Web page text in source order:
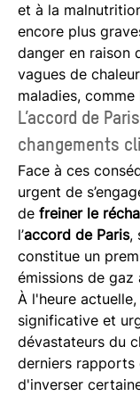
et à la
encore plus
danger en raison
vagues de
maladies,
L’accord de
changements
Face à ces
urgent de
de freiner le
l’accord de Paris,
constitue un
émissions de
À l'heure
significative et
dévastateurs du
derniers rapports
d'inverser